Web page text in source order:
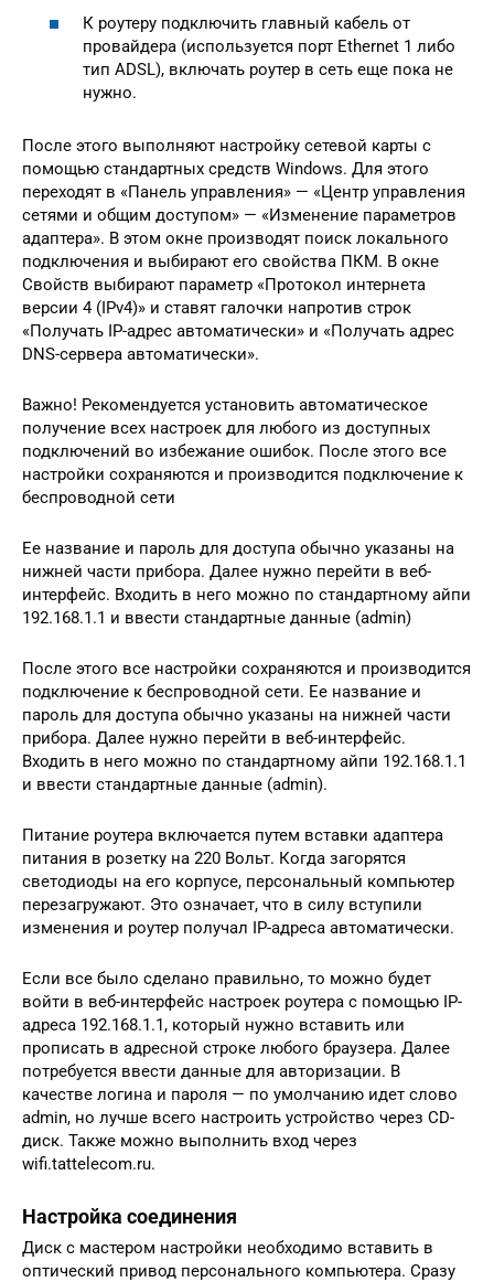
К роутеру подключить главный кабель от
провайдера (используется порт Ethernet 1 либо
тип ADSL), включать роутер в сеть еще пока не
нужно.
После этого выполняют настройку сетевой карты с
помощью стандартных средств Windows. Для этого
переходят в «Панель управления» — «Центр управления
сетями и общим доступом» — «Изменение параметров
адаптера». В этом окне производят поиск локального
подключения и выбирают его свойства ПКМ. В окне
Свойств выбирают параметр «Протокол интернета
версии 4 (IPv4)» и ставят галочки напротив строк
«Получать IP-адрес автоматически» и «Получать адрес
DNS-сервера автоматически».
Важно! Рекомендуется установить автоматическое
получение всех настроек для любого из доступных
подключений во избежание ошибок. После этого все
настройки сохраняются и производится подключение к
беспроводной сети
Ее название и пароль для доступа обычно указаны на
нижней части прибора. Далее нужно перейти в веб-
интерфейс. Входить в него можно по стандартному айпи
192.168.1.1 и ввести стандартные данные (admin)
После этого все настройки сохраняются и производится
подключение к беспроводной сети. Ее название и
пароль для доступа обычно указаны на нижней части
прибора. Далее нужно перейти в веб-интерфейс.
Входить в него можно по стандартному айпи 192.168.1.1
и ввести стандартные данные (admin).
Питание роутера включается путем вставки адаптера
питания в розетку на 220 Вольт. Когда загорятся
светодиоды на его корпусе, персональный компьютер
перезагружают. Это означает, что в силу вступили
изменения и роутер получал IP-адреса автоматически.
Если все было сделано правильно, то можно будет
войти в веб-интерфейс настроек роутера с помощью IP-
адреса 192.168.1.1, который нужно вставить или
прописать в адресной строке любого браузера. Далее
потребуется ввести данные для авторизации. В
качестве логина и пароля — по умолчанию идет слово
admin, но лучше всего настроить устройство через CD-
диск. Также можно выполнить вход через
wifi.tattelecom.ru.
Настройка соединения
Диск с мастером настройки необходимо вставить в
оптический привод персонального компьютера. Сразу